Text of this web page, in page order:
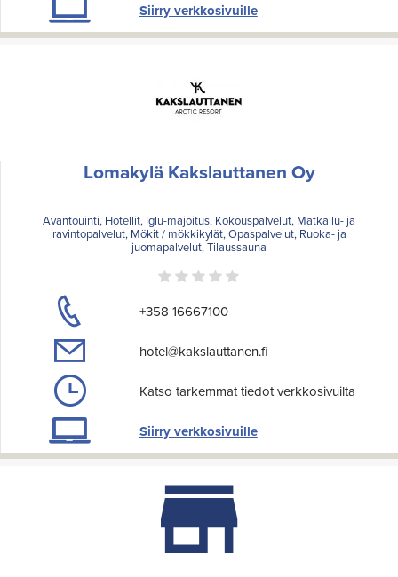
Siirry verkkosivuille
Lomakylä Kakslauttanen Oy
Avantouinti, Hotellit, Iglu-majoitus, Kokouspalvelut, Matkailu- ja
ravintopalvelut, Mökit / mökkikylät, Opaspalvelut, Ruoka- ja
juomapalvelut, Tilaussauna
+358 16667100
hotel@kakslauttanen.fi
Katso tarkemmat tiedot verkkosivuilta
Siirry verkkosivuille